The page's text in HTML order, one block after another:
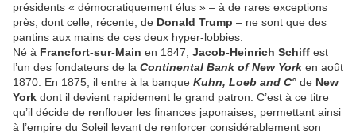
présidents « démocratiquement élus » – à de rares exceptions
près, dont celle, récente, de Donald Trump – ne sont que des
pantins aux mains de ces deux hyper-lobbies.
Né à Francfort-sur-Main en 1847, Jacob-Heinrich Schiff est
l’un des fondateurs de la Continental Bank of New York en août
1870. En 1875, il entre à la banque Kuhn, Loeb and C° de New
York dont il devient rapidement le grand patron. C’est à ce titre
qu’il décide de renflouer les finances japonaises, permettant ainsi
à l’empire du Soleil levant de renforcer considérablement son